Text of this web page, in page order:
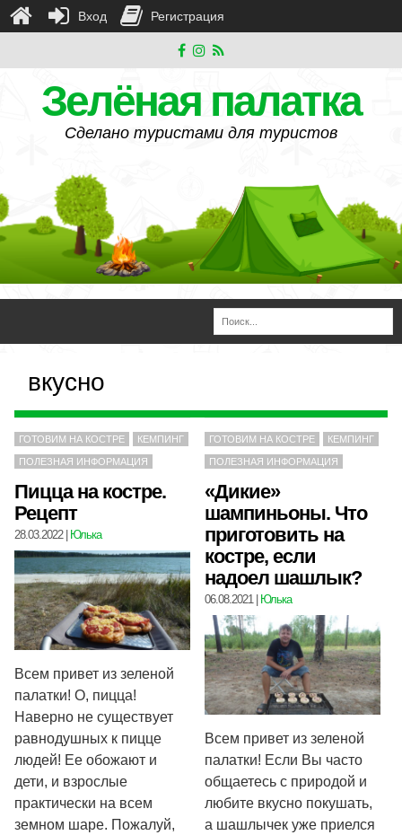
Зелёная палатка
Сделано туристами для туристов
вкусно
ГОТОВИМ НА КОСТРЕ КЕМПИНГ
ПОЛЕЗНАЯ ИНФОРМАЦИЯ
Пицца на костре.
Рецепт
28.03.2022| Юлька
Всем привет из зеленой
палатки! О, пицца!
Наверно не существует
равнодушных к пицце
людей! Ее обожают и
дети, и взрослые
практически на всем
земном шаре. Пожалуй,
ГОТОВИМ НА КОСТРЕ КЕМПИНГ
ПОЛЕЗНАЯ ИНФОРМАЦИЯ
«Дикие»
шампиньоны. Что
приготовить на
костре, если
надоел шашлык?
06.08.2021| Юлька
Всем привет из зеленой
палатки! Если Вы часто
общаетесь с природой и
любите вкусно покушать,
а шашлычек уже приелся
Вход Регистрация